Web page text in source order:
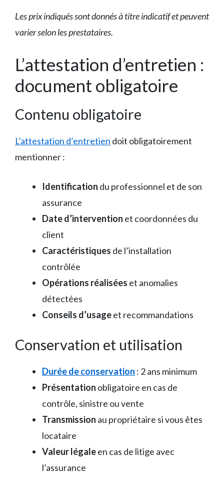
Les prix indiqués sont donnés à titre indicatif et peuvent
varier selon les prestataires.
L’attestation d’entretien :
document obligatoire
Contenu obligatoire
L’attestation d’entretien doit obligatoirement
mentionner :
Identification du professionnel et de son
assurance
Date d’intervention et coordonnées du
client
Caractéristiques de l’installation
contrôlée
Opérations réalisées et anomalies
détectées
Conseils d’usageet recommandations
Conservation et utilisation
Durée de conservation : 2 ans minimum
Présentation obligatoire en cas de
contrôle, sinistre ou vente
Transmission au propriétaire si vous êtes
locataire
Valeur légaleen cas de litige avec
l’assurance